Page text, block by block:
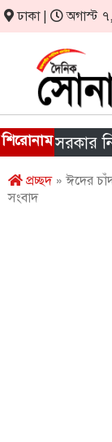
ঢাকা | অগাস্ট
শিরোনাম
সরকার
প্রচ্ছদ» ঈদের
সংবাদ